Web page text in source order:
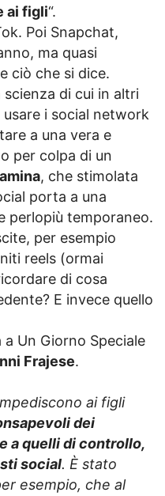
ai figli“.
Poi Snapchat,
ma quasi
ciò che si dice.
di cui in altri
usare i social network
a una vera e
per colpa di un
, che stimolata
porta a una
perlopiù temporaneo.
per esempio
reels (ormai
di cosa
E invece quello
Un Giorno Speciale
Frajese.
ai figli
dei
a quelli di controllo,
social. È stato
esempio, che al